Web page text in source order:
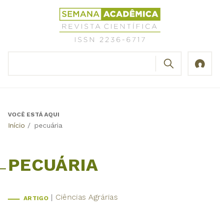
Revista
Científica
Semana
Back
VOCÊ ESTÁ AQUI
Início / pecuária
PECUÁRIA
ARTIGO Ciências Agrárias